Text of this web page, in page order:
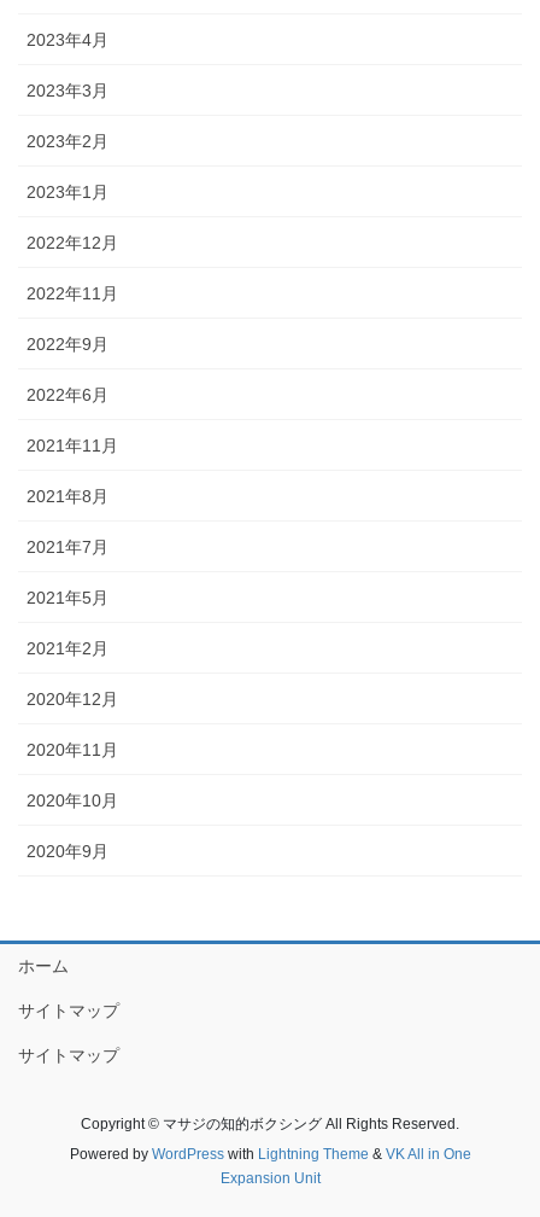
2023年4月
2023年3月
2023年2月
2023年1月
2022年12月
2022年11月
2022年9月
2022年6月
2021年11月
2021年8月
2021年7月
2021年5月
2021年2月
2020年12月
2020年11月
2020年10月
2020年9月
ホーム
サイトマップ
サイトマップ
Copyright © マサジの知的ボクシング All Rights Reserved.
Powered by WordPresswith Lightning Theme & VK All in One
Expansion Unit